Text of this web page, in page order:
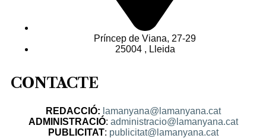
Príncep de Viana, 27-29
25004 , Lleida
CONTACTE
REDACCIÓ: lamanyana@lamanyana.cat
ADMINISTRACIÓ: administracio@lamanyana.cat
PUBLICITAT: publicitat@lamanyana.cat